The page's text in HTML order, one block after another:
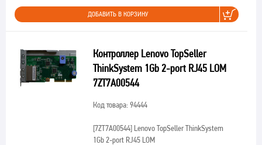
ДОБАВИТЬ В КОРЗИНУ
Контроллер Lenovo TopSeller
ThinkSystem 1Gb 2-port RJ45 LOM
7ZT7A00544
Код товара: 94444
[7ZT7A00544]Lenovo TopSeller ThinkSystem
1Gb 2-port RJ45 LOM